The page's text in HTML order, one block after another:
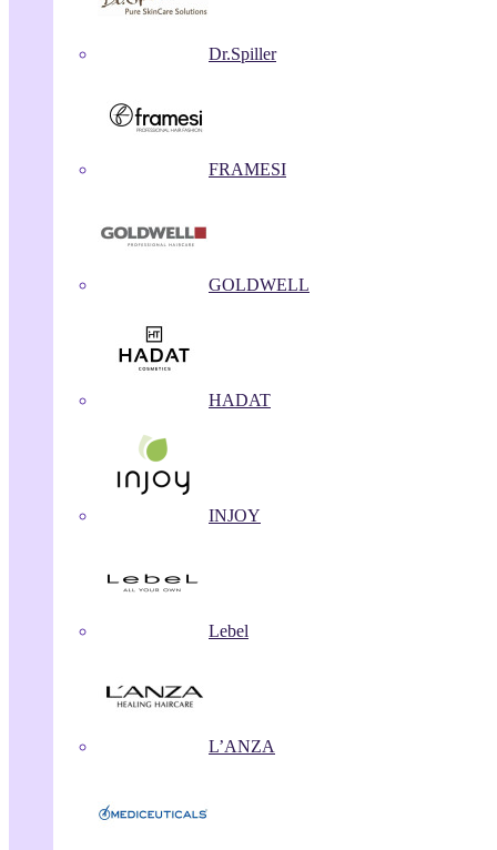
Dr.Spiller
FRAMESI
GOLDWELL
HADAT
INJOY
Lebel
L’ANZA